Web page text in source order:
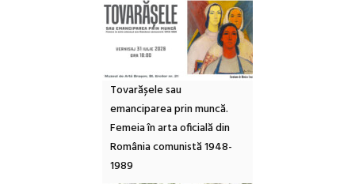
Tovarășele sau
emanciparea prin muncă.
Femeia în arta oficială din
România comunistă 1948-
1989